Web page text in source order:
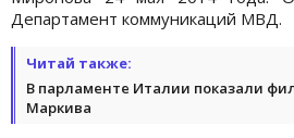
Департамент коммуникаций МВД.
Читай также:
В парламенте Италии показали
Маркива